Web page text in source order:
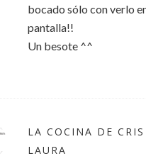
bocado sólo con verlo
pantalla!!
Un besote ^^
LA COCINA DE CRIS
LAURA